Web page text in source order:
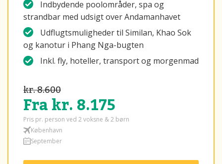
Indbydende poolområder, spa og
strandbar med udsigt over Andamanhavet
Udflugtsmuligheder til Similan, Khao Sok
og kanotur i Phang Nga-bugten
Inkl. fly, hoteller, transport og morgenmad
kr. 8.600
Fra kr. 8.175
Pris pr. person ved 2 voksne & 2 børn
København
September